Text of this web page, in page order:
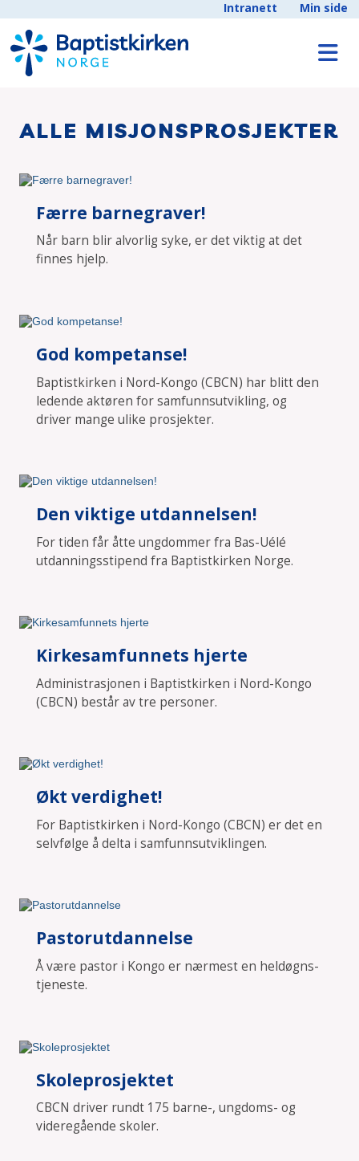
Intranett Min side
ALLE MISJONSPROSJEKTER
Færre barnegraver!
Når barn blir alvorlig syke, er det viktig at det
finnes hjelp.
God kompetanse!
Baptistkirken i Nord-Kongo (CBCN) har blitt den
ledende aktøren for samfunnsutvikling, og
driver mange ulike prosjekter.
Den viktige utdannelsen!
For tiden får åtte ungdommer fra Bas-Uélé
utdanningsstipend fra Baptistkirken Norge.
Kirkesamfunnets hjerte
Administrasjonen i Baptistkirken i Nord-Kongo
(CBCN) består av tre personer.
Økt verdighet!
For Baptistkirken i Nord-Kongo (CBCN) er det en
selvfølge å delta i samfunnsutviklingen.
Pastorutdannelse
Å være pastor i Kongo er nærmest en heldøgns-
tjeneste.
Skoleprosjektet
CBCN driver rundt 175 barne-, ungdoms- og
videregående skoler.